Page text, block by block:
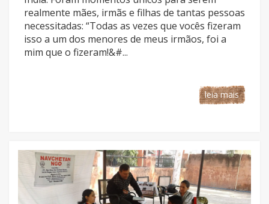
realmente mães, irmãs e filhas de tantas pessoas
necessitadas: “Todas as vezes que vocês fizeram
isso a um dos menores de meus irmãos, foi a
mim que o fizeram!&#...
leia mais